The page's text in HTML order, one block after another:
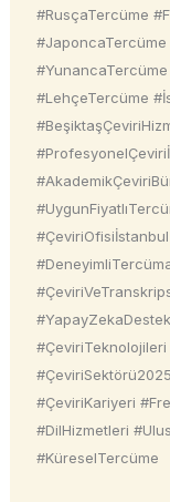
#RusçaTercüme
#LehçeTercüme
#ÇeviriKariyeri
#DilHizmetleri
#KüreselTercüme